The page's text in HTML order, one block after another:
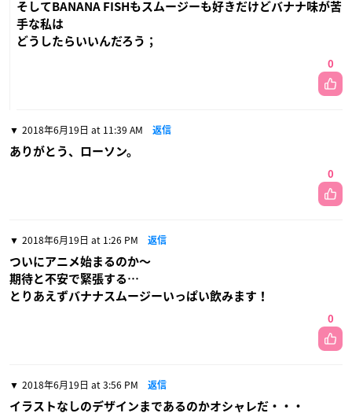
そしてBANANA FISHもスムージーも好きだけどバナナ味が苦
手な私は
どうしたらいいんだろう；
0
2018年6月19日 at 11:39 AM 返信
ありがとう、ローソン。
0
2018年6月19日 at 1:26 PM 返信
ついにアニメ始まるのか〜
期待と不安で緊張する…
とりあえずバナナスムージーいっぱい飲みます！
0
2018年6月19日 at 3:56 PM 返信
イラストなしのデザインまであるのかオシャレだ・・・